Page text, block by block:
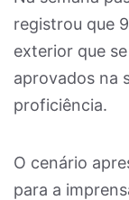
registrou que
exterior que
aprovados na
proficiência.
O cenário
para a